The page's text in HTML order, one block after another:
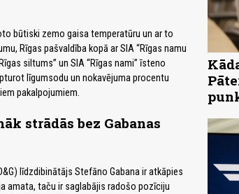
būtiski zemo gaisa temperatūru un ar to
Rīgas pašvaldība kopā ar SIA “Rīgas namu
siltums” un SIA “Rīgas nami” īsteno
līgumsodu un nokavējuma procentu
pakalpojumiem.
strādās bez Gabanas
līdzdibinātājs Stefāno Gabana ir atkāpies
amata, taču ir saglabājis radošo pozīciju